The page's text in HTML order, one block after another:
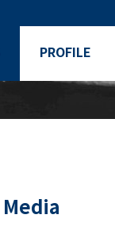
PROFILE
Media